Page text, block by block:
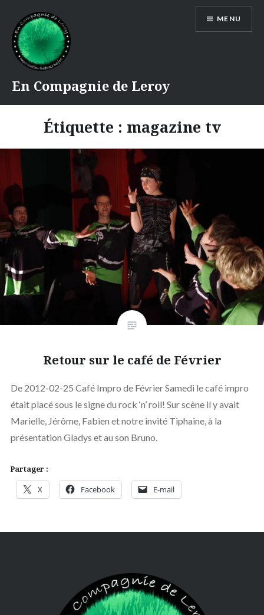
contenu
principal
En Compagnie de Leroy
MENU
Étiquette : magazine tv
Retour sur le café de Février
De 2012-02-25 Café Impro de Février Samedi le café impro
était placé sous le signe du rock ‘n’ roll! Sur scène il y avait
Marielle, Jérôme, Fabien et notre invité Tiphaine, à la
présentation Gladys et au son Bruno.
Partager :
X Facebook E-mail